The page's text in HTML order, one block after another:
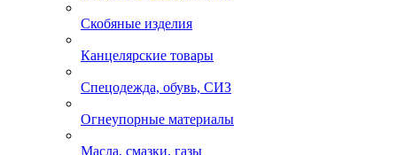
Скобяные изделия
Канцелярские товары
Спецодежда, обувь, СИЗ
Огнеупорные материалы
Масла, смазки, газы